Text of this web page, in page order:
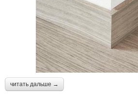
читать дальше →